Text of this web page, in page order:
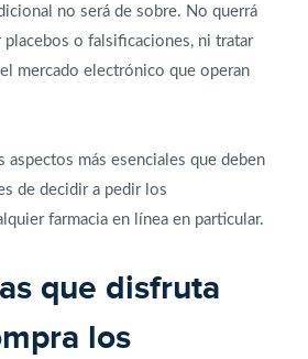
no será de sobre. No querrá
placebos o falsificaciones, ni tratar
mercado electrónico que operan
aspectos más esenciales que deben
de decidir a pedir los
farmacia en línea en particular.
que disfruta
los